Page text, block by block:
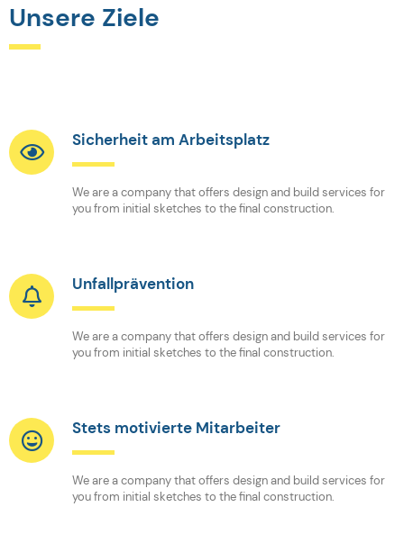
Unsere Ziele
Sicherheit am Arbeitsplatz
We are a company that offers design and build services for
you from initial sketches to the final construction.
Unfallprävention
We are a company that offers design and build services for
you from initial sketches to the final construction.
Stets motivierte Mitarbeiter
We are a company that offers design and build services for
you from initial sketches to the final construction.